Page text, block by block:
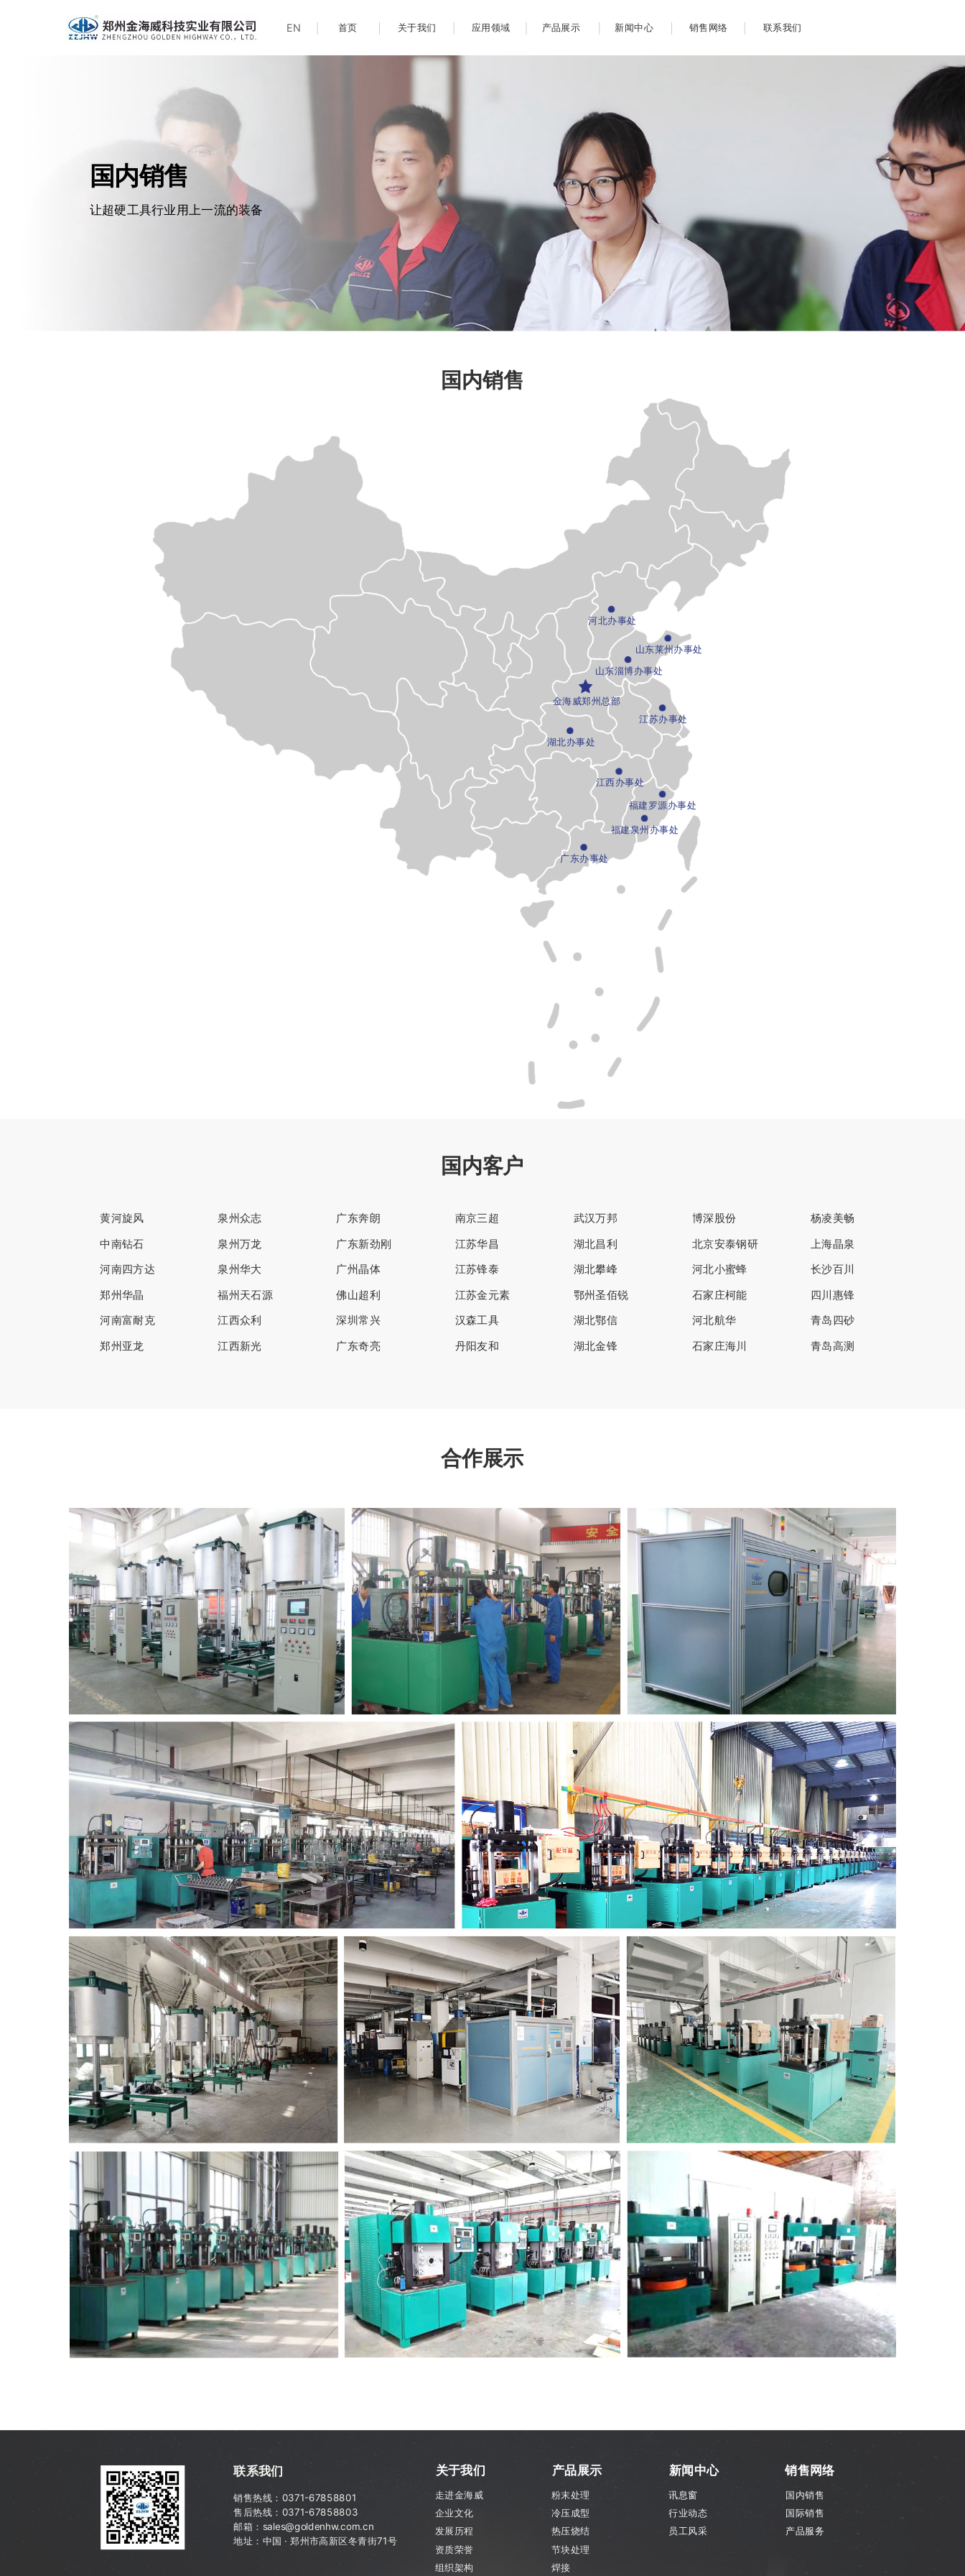
联系我们
销售网络
应用领域 新闻中心
关于我们
首页 产品展示
EN
国内销售
让超硬工具行业用上一流的装备
广东办事处
福建泉州办事处
福建罗源办事处
江西办事处
湖北办事处
江苏办事处
金海威郑州总部
山东淄博办事处
山东莱州办事处
河北办事处
国内销售
国内客户
黄河旋风
中南钻石
河南四方达
郑州华晶
河南富耐克
郑州亚龙
泉州众志
泉州万龙
泉州华大
福州天石源
江西众利
江西新光
广东奔朗
广东新劲刚
广州晶体
佛山超利
深圳常兴
广东奇亮
南京三超
江苏华昌
江苏锋泰
江苏金元素
汉森工具
丹阳友和
武汉万邦
湖北昌利
湖北攀峰
鄂州圣佰锐
湖北鄂信
湖北金锋
博深股份
北京安泰钢研
河北小蜜蜂
石家庄柯能
河北航华
石家庄海川
杨凌美畅
上海晶泉
长沙百川
四川惠锋
青岛四砂
青岛高测
合作展示
关于我们
走进金海威
企业文化
发展历程
资质荣誉
组织架构
产品展示
粉末处理
冷压成型
热压烧结
节块处理
焊接
新闻中心
讯息窗
行业动态
员工风采
销售网络
国内销售
国际销售
产品服务
销售热线： 0371-67858801
售后热线：0371-67858803
邮箱：sales@goldenhw.com.cn
地址：中国 · 郑州市高新区冬青街71号
联系我们